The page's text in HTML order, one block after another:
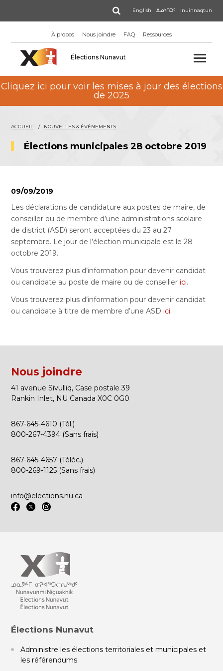
English ᐃᓄᒃᑎᑐᑦ Inuinnaqtun
Rechercher
À propos Nous joindre FAQ Ressources
Élections Nunavut
Cliquez ici pour voir les mises à jour des élections
de 2025
ACCUEIL NOUVELLES & ÉVÉNEMENTS
Élections municipales 28 octobre 2019
09/09/2019
Les déclarations de candidature aux postes de maire, de
conseiller ou de membre d’une administrations scolaire
de district (ASD) seront acceptées du 23 au 27
septembre. Le jour de l’élection municipale est le 28
octobre 2019.
Vous trouverez plus d’information pour devenir candidat
ou candidate au poste de maire ou de conseillerici.
Vous trouverez plus d’information pour devenir candidat
ou candidate à titre de membre d’une ASDici.
Nous joindre
41 avenue Sivulliq, Case postale 39
Rankin Inlet, NU Canada X0C 0G0
867-645-4610 (Tél.)
800-267-4394 (Sans frais)
867-645-4657 (Téléc.)
800-269-1125 (Sans frais)
info@elections.nu.ca
Élections Nunavut
Administre les élections territoriales et municipales et
les référendums